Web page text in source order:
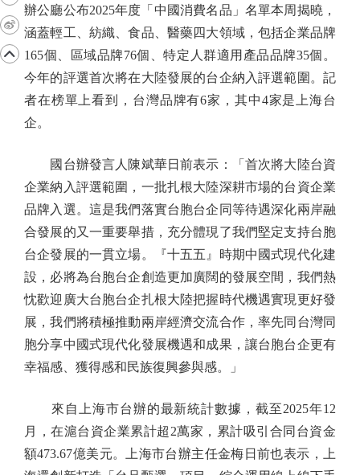
辦公廳公布2025年度「中國消費名品」名單本周揭曉，
涵蓋輕工、紡織、食品、醫藥四大領域，包括企業品牌
165個、區域品牌76個、特定人群適用產品品牌35個。
今年的評選首次將在大陸發展的台企納入評選範圍。記
者在榜單上看到，台灣品牌有6家，其中4家是上海台
企。
國台辦發言人陳斌華日前表示：「首次將大陸台資
企業納入評選範圍，一批扎根大陸深耕市場的台資企業
品牌入選。這是我們落實台胞台企同等待遇深化兩岸融
合發展的又一重要舉措，充分體現了我們堅定支持台胞
台企發展的一貫立場。『十五五』時期中國式現代化建
設，必將為台胞台企創造更加廣闊的發展空間，我們熱
忱歡迎廣大台胞台企扎根大陸把握時代機遇實現更好發
展，我們將積極推動兩岸經濟交流合作，率先同台灣同
胞分享中國式現代化發展機遇和成果，讓台胞台企更有
幸福感、獲得感和民族復興參與感。」
來自上海市台辦的最新統計數據，截至2025年12
月，在滬台資企業累計超2萬家，累計吸引合同台資金
額473.67億美元。上海市台辦主任金梅日前也表示，上